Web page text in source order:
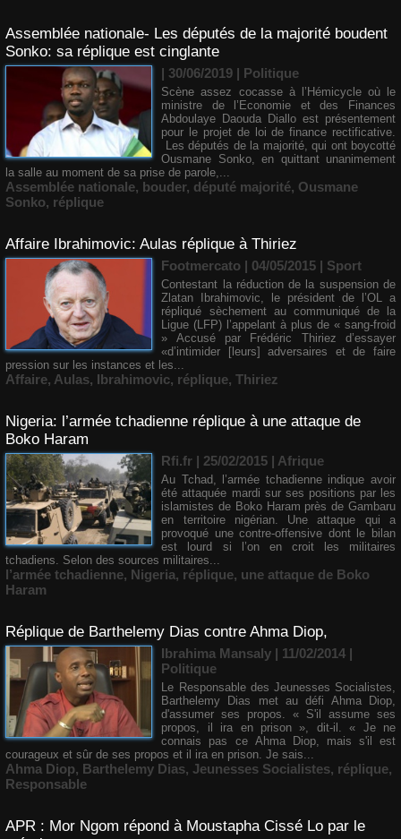
Assemblée nationale- Les députés de la majorité boudent
Sonko: sa réplique est cinglante
| 30/06/2019 | Politique
Scène assez cocasse à l’Hémicycle où le
ministre de l’Economie et des Finances
Abdoulaye Daouda Diallo est présentement
pour le projet de loi de finance rectificative.
Les députés de la majorité, qui ont boycotté
Ousmane Sonko, en quittant unanimement
la salle au moment de sa prise de parole,...
Assemblée nationale, bouder, député majorité, Ousmane
Sonko, réplique
Affaire Ibrahimovic: Aulas réplique à Thiriez
Footmercato | 04/05/2015 | Sport
Contestant la réduction de la suspension de
Zlatan Ibrahimovic, le président de l’OL a
répliqué sèchement au communiqué de la
Ligue (LFP) l’appelant à plus de « sang-froid
» Accusé par Frédéric Thiriez d’essayer
«d’intimider [leurs] adversaires et de faire
pression sur les instances et les...
Affaire, Aulas, Ibrahimovic, réplique, Thiriez
Nigeria: l’armée tchadienne réplique à une attaque de
Boko Haram
Rfi.fr | 25/02/2015 | Afrique
Au Tchad, l’armée tchadienne indique avoir
été attaquée mardi sur ses positions par les
islamistes de Boko Haram près de Gambaru
en territoire nigérian. Une attaque qui a
provoqué une contre-offensive dont le bilan
est lourd si l’on en croit les militaires
tchadiens. Selon des sources militaires...
l’armée tchadienne, Nigeria, réplique, une attaque de Boko
Haram
Réplique de Barthelemy Dias contre Ahma Diop,
Ibrahima Mansaly | 11/02/2014 |
Politique
Le Responsable des Jeunesses Socialistes,
Barthelemy Dias met au défi Ahma Diop,
d'assumer ses propos. « S'il assume ses
propos, il ira en prison », dit-il. « Je ne
connais pas ce Ahma Diop, mais s'il est
courageux et sûr de ses propos et il ira en prison. Je sais...
Ahma Diop, Barthelemy Dias, Jeunesses Socialistes, réplique,
Responsable
APR : Mor Ngom répond à Moustapha Cissé Lo par le